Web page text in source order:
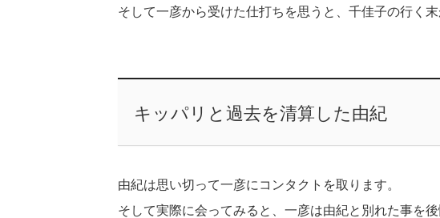
そして一彦から受けた仕打ちを思うと、千佳子の行く
キッパリと過去を清算した由紀
由紀は思い切って一彦にコンタクトを取ります。
そして実際に会ってみると、一彦は由紀と別れた事を